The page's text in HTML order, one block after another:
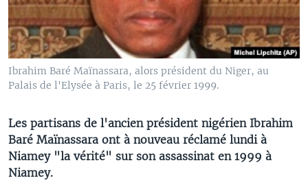
Ibrahim Baré Maïnassara, alors président du Niger, au
Palais de l'Elysée à Paris, le 25 février 1999.
Les partisans de l'ancien président nigérien Ibrahim
Baré Maïnassara ont à nouveau réclamé lundi à
Niamey "la vérité" sur son assassinat en 1999 à
Niamey.